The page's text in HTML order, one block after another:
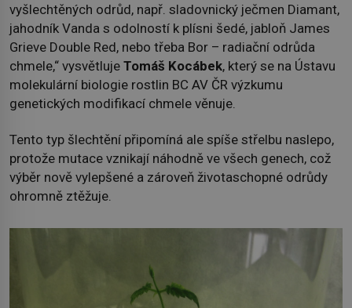
vyšlechtěných odrůd, např. sladovnický ječmen Diamant,
jahodník Vanda s odolností k plísni šedé, jabloň James
Grieve Double Red, nebo třeba Bor – radiační odrůda
chmele,“ vysvětluje Tomáš Kocábek, který se na Ústavu
molekulární biologie rostlin BC AV ČR výzkumu
genetických modifikací chmele věnuje.
Tento typ šlechtění připomíná ale spíše střelbu naslepo,
protože mutace vznikají náhodně ve všech genech, což
výběr nově vylepšené a zároveň životaschopné odrůdy
ohromně ztěžuje.